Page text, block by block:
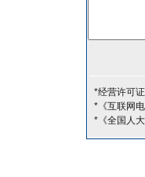
*经营许可
*《互联网
*《全国人